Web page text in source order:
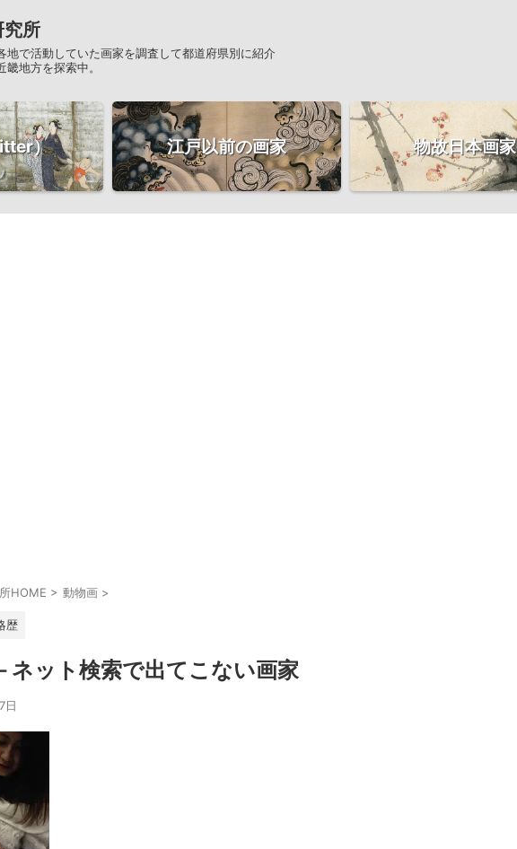
究所
地で活動していた画家を調査して都道府県別に紹介
地方を探索中。
） 江戸以前の画家 物故日本画家
HOME > 動物画 >
歴
ネット検索で出てこない画家
日